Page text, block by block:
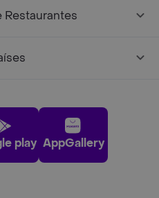
Restaurantes
play AppGallery